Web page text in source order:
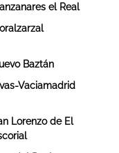
el Real
Baztán
Vaciamadrid
Lorenzo de El